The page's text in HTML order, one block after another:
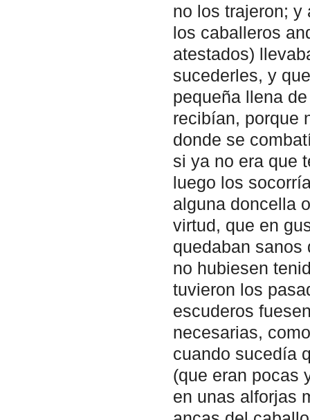
no los trajeron; y
los caballeros
atestados)
sucederles, y
pequeña llena
recibían, porque
donde se
si ya no era que
luego los
alguna doncella
virtud, que en
quedaban sanos
no hubiesen
tuvieron los
escuderos
necesarias,
cuando sucedía
(que eran pocas
en unas alforjas